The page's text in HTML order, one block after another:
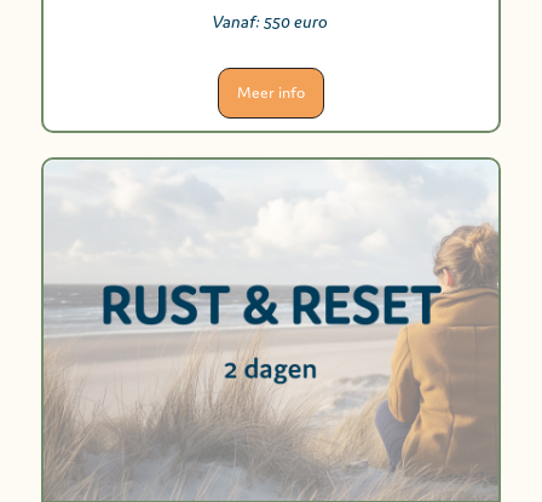
Vanaf: 550 euro
Meer info